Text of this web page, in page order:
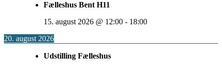
Fælleshus Bent H11
15. august 2026 @ 12:00 - 18:00
20. august 2026
Udstilling Fælleshus